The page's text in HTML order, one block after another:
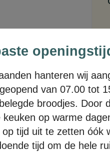
hanteren wij
van 07.00 tot
broodjes. Door
op warme
tijd uit te zetten óók
tijd om de hele